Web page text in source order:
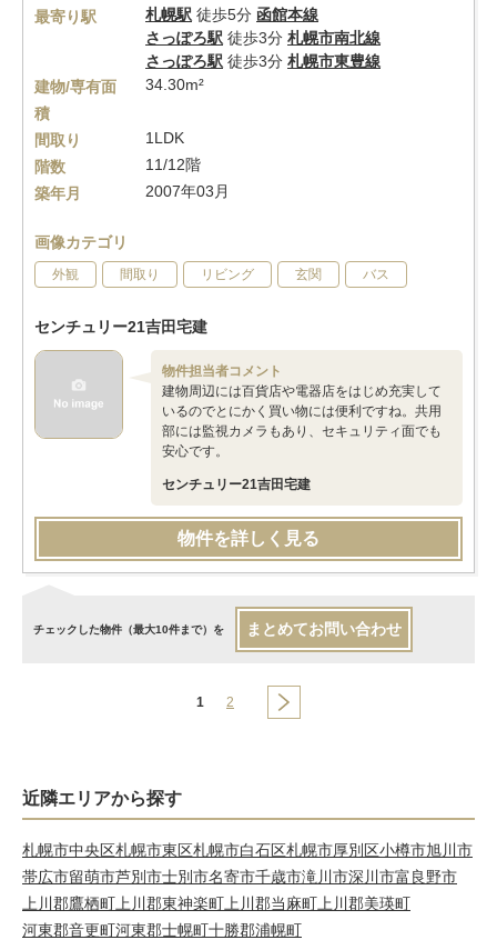
最寄り駅
札幌駅 徒歩5分 函館本線
さっぽろ駅 徒歩3分 札幌市南北線
さっぽろ駅 徒歩3分 札幌市東豊線
建物/専有面
積
34.30m²
間取り
1LDK
階数
11/12階
築年月
2007年03月
画像カテゴリ
外観 間取り リビング 玄関 バス
センチュリー21吉田宅建
物件担当者コメント
建物周辺には百貨店や電器店をはじめ充実して
いるのでとにかく買い物には便利ですね。共用
部には監視カメラもあり、セキュリティ面でも
安心です。
センチュリー21吉田宅建
物件を詳しく見る
チェックした物件（最大10件まで）を まとめてお問い合わせ
1 2
近隣エリアから探す
札幌市中央区札幌市東区札幌市白石区札幌市厚別区小樽市旭川市
帯広市留萌市芦別市士別市名寄市千歳市滝川市深川市富良野市
上川郡鷹栖町 上川郡東神楽町 上川郡当麻町 上川郡美瑛町
河東郡音更町河東郡士幌町十勝郡浦幌町